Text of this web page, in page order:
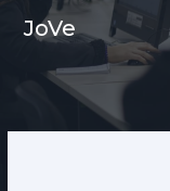
JoVe